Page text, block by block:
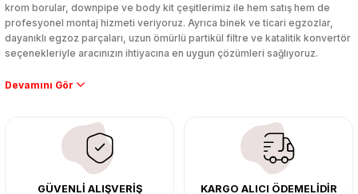
krom borular, downpipe ve body kit çeşitlerimiz ile hem satış hem de
profesyonel montaj hizmeti veriyoruz. Ayrıca binek ve ticari egzozlar,
dayanıklı egzoz parçaları, uzun ömürlü partikül filtre ve katalitik konvertör
seçenekleriyle aracınızın ihtiyacına en uygun çözümleri sağlıyoruz.
Performans artışı isteyen sürücüler için özel performans egzozları ve
çıkma orijinal ürünler ile yenileyebilir, body kit uygulamalarıyla aracınızın
tasarımını ve aerodinamisini üst seviyeye taşıyabilirsiniz.
Tüm ürünlerimiz orijinal, dayanıklı ve uzun ömürlüdür. İstanbul’daki montaj
merkezimizde profesyonel montaj yapıyor, Türkiye’nin her yerine güvenli
GÜVENLİ ALIŞVERİŞ KARGO ALICI ÖDEMELİDİR